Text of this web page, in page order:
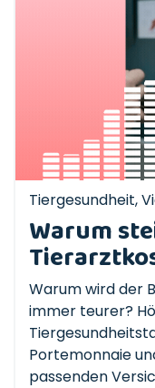
Tiergesundheit,
Warum
Warum wird der
immer teurer?
Portemonnaie
passenden